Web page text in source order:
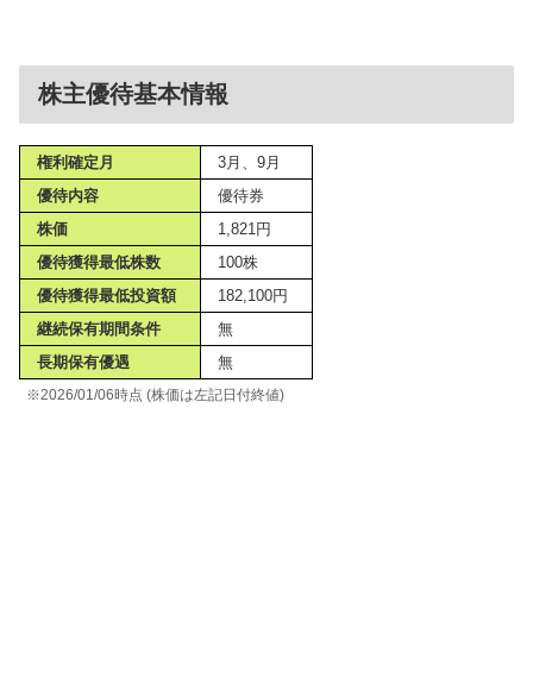
株主優待基本情報
権利確定月
3月、9月
優待内容
優待券
株価
1,821円
優待獲得最低株数
100株
優待獲得最低投資額
182,100円
継続保有期間条件
無
長期保有優遇
無
※2026/01/06時点 (株価は左記日付終値)